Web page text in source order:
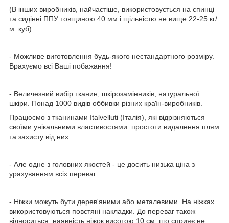
(В інших виробників, найчастіше, використовується на спинці
та сидінні ППУ товщиною 40 мм і щільністю не вище 22-25 кг/
м. куб)
- Можливе виготовлення будь-якого нестандартного розміру.
Врахуємо всі Ваші побажання!
- Величезний вибір тканин, шкірозамінників, натуральної
шкіри. Понад 1000 видів оббивки різних країн-виробників.
Працюємо з тканинами Italvelluti (Італія), які відрізняються
своїми унікальними властивостями: простоти видалення плям
та захисту від них.
- Але одне з головних якостей - це досить низька ціна з
урахуванням всіх переваг.
- Ніжки можуть бути дерев'яними або металевими. На ніжках
використовуються повстяні накладки. До переваг також
відноситься, наявність ніжок висотою 10 см, що сприяє не